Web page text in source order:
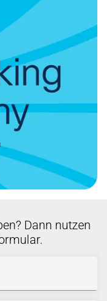
Dann nutzen